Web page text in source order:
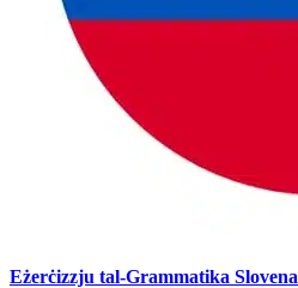
Eżerċizzju tal-Grammatika Slovena